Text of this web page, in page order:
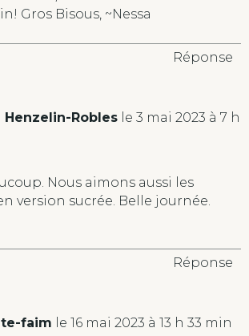
Gros Bisous, ~Nessa
Réponse
Henzelin-Robles le 3 mai 2023 à 7 h
Nous aimons aussi les
version sucrée. Belle journée.
Réponse
faim le 16 mai 2023 à 13 h 33 min